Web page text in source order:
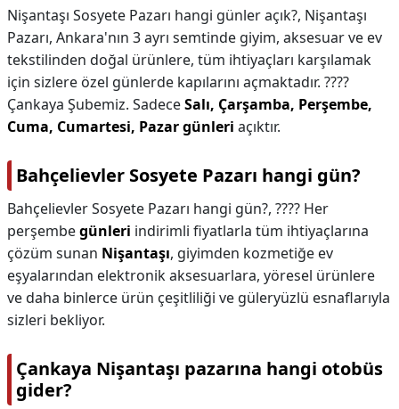
Nişantaşı Sosyete Pazarı hangi günler açık?, Nişantaşı
Pazarı, Ankara'nın 3 ayrı semtinde giyim, aksesuar ve ev
tekstilinden doğal ürünlere, tüm ihtiyaçları karşılamak
için sizlere özel günlerde kapılarını açmaktadır. ????
Çankaya Şubemiz. SadeceSalı, Çarşamba, Perşembe,
Cuma, Cumartesi, Pazar günleri açıktır.
Bahçelievler Sosyete Pazarı hangi gün?
Bahçelievler Sosyete Pazarı hangi gün?, ???? Her
perşembegünleri indirimli fiyatlarla tüm ihtiyaçlarına
çözüm sunan Nişantaşı, giyimden kozmetiğe ev
eşyalarından elektronik aksesuarlara, yöresel ürünlere
ve daha binlerce ürün çeşitliliği ve güleryüzlü esnaflarıyla
sizleri bekliyor.
Çankaya Nişantaşı pazarına hangi otobüs
gider?